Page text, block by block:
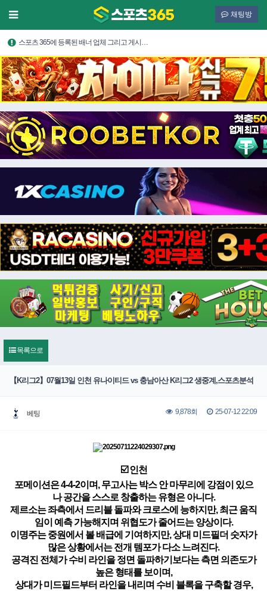
채팅방
스포츠 365에 등록된 배너 업체 그리고 게시…
목록으로
【K리그2】07월13일 인천 유나이티드 vs 충남아산 K리그2 생중계,스포츠분석
베팅 9,878회 25-07-12 22:09
☑️ 인천
포메이션은 4-4-2이며, 무고사는 박스 안 마무리에 강점이 있으
나 공간을 스스로 창출하는 유형은 아니다.
제르소는 좌측에서 드리블 돌파와 크로스에 능하지만, 최근 움직
임이 예측 가능해지며 위협도가 줄어드는 양상이다.
이명주는 중원에서 볼 배급에 기여하지만, 상대 미드필더 숫자가
많은 상황에서는 전개 템포가 다소 느려진다.
공격진 전체가 수비 라인을 정면 돌파하기보다는 측면 의존도가
높은 형태를 보이며,
상대가 미드필드부터 라인을 내리며 수비 블록을 구축할 경우,